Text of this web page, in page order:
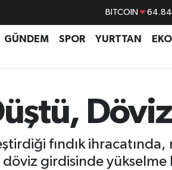
BITCOIN
DOLAR
GRAM ALTIN
BİST100
GÜNDEM SPOR YURTTAN
fındık
girdisinde